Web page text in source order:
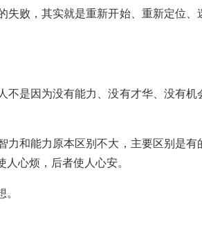
失败，其实就是重新开始、重新定位
是因为没有能力、没有才华、没有机
力和能力原本区别不大，主要区别是有
心烦，后者使人心安。